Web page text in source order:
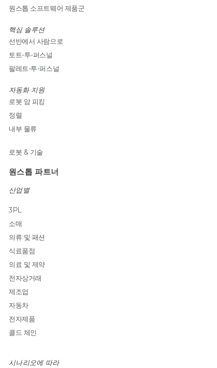
원스톱 소프트웨어 제품군
핵심 솔루션
선반에서 사람으로
토트-투-퍼스널
팔레트-투-퍼스널
자동화 지원
로봇 암 피킹
정렬
내부 물류
로봇 & 기술
원스톱 파트너
산업별
3PL
소매
의류 및 패션
식료품점
의료 및 제약
전자상거래
제조업
자동차
전자제품
콜드 체인
시나리오에 따라